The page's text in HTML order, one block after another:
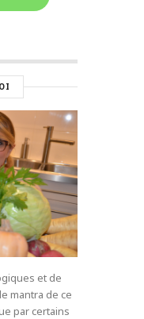
et de
mantra de ce
par certains